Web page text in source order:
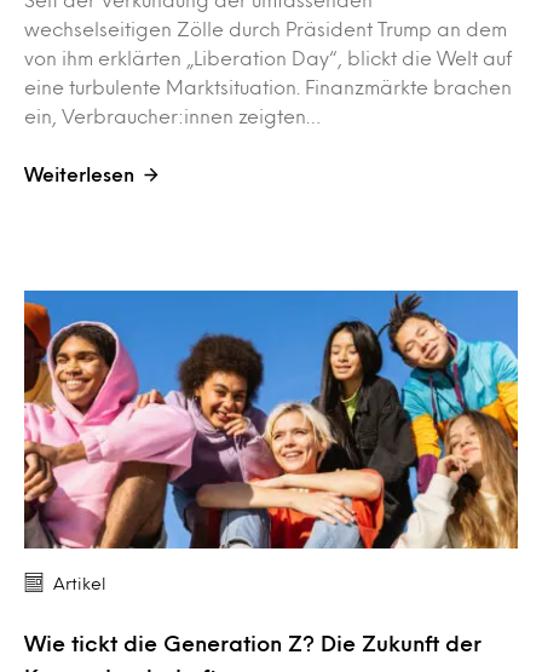
wechselseitigen Zölle durch Präsident Trump an dem
von ihm erklärten „Liberation Day“, blickt die Welt auf
eine turbulente Marktsituation. Finanzmärkte brachen
ein, Verbraucher:innen zeigten…
Weiterlesen
Artikel
Wie tickt die Generation Z? Die Zukunft der